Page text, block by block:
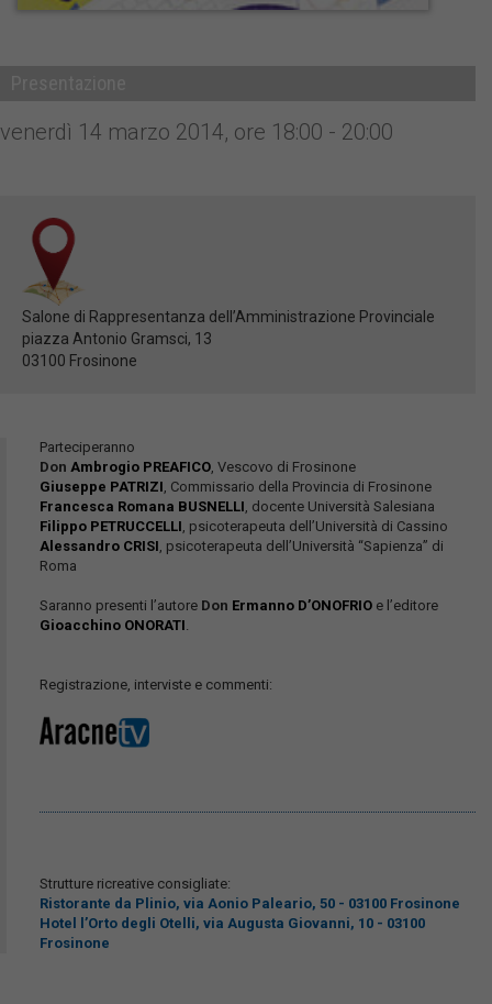
venerdì 14 marzo 2014, ore 18:00 - 20:00
Salone di Rappresentanza dell’Amministrazione Provinciale
piazza Antonio Gramsci, 13
03100 Frosinone
Parteciperanno
Don Ambrogio PREAFICO, Vescovo di Frosinone
Giuseppe PATRIZI, Commissario della Provincia di Frosinone
Francesca Romana BUSNELLI, docente Università Salesiana
Filippo PETRUCCELLI, psicoterapeuta dell’Università di Cassino
Alessandro CRISI, psicoterapeuta dell’Università “Sapienza” di
Roma
Saranno presenti l’autore Don Ermanno D’ONOFRIO e l’editore
Gioacchino ONORATI.
Registrazione, interviste e commenti:
Strutture ricreative consigliate:
Ristorante da Plinio, via Aonio Paleario, 50 - 03100 Frosinone
Hotel l’Orto degli Otelli, via Augusta Giovanni, 10 - 03100
Frosinone